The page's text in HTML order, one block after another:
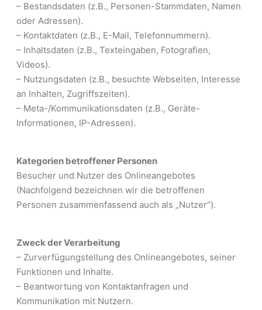
– Bestandsdaten (z.B., Personen-Stammdaten, Namen
oder Adressen).
– Kontaktdaten (z.B., E-Mail, Telefonnummern).
– Inhaltsdaten (z.B., Texteingaben, Fotografien,
Videos).
– Nutzungsdaten (z.B., besuchte Webseiten, Interesse
an Inhalten, Zugriffszeiten).
– Meta-/Kommunikationsdaten (z.B., Geräte-
Informationen, IP-Adressen).
Kategorien betroffener Personen
Besucher und Nutzer des Onlineangebotes
(Nachfolgend bezeichnen wir die betroffenen
Personen zusammenfassend auch als „Nutzer“).
Zweck der Verarbeitung
– Zurverfügungstellung des Onlineangebotes, seiner
Funktionen und Inhalte.
– Beantwortung von Kontaktanfragen und
Kommunikation mit Nutzern.